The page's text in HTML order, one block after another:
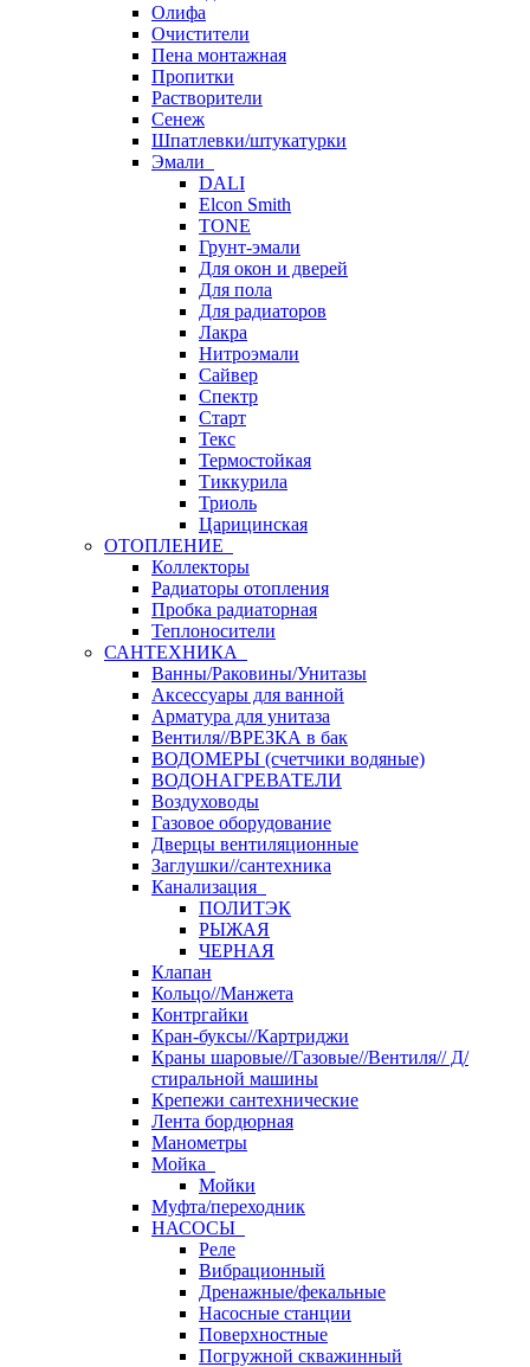
Олифа
Очистители
Пена монтажная
Пропитки
Растворители
Сенеж
Шпатлевки/штукатурки
Эмали
DALI
Elcon Smith
TONE
Грунт-эмали
Для окон и дверей
Для пола
Для радиаторов
Лакра
Нитроэмали
Сайвер
Спектр
Старт
Текс
Термостойкая
Тиккурила
Триоль
Царицинская
ОТОПЛЕНИЕ
Коллекторы
Радиаторы отопления
Пробка радиаторная
Теплоносители
САНТЕХНИКА
Ванны/Раковины/Унитазы
Аксессуары для ванной
Арматура для унитаза
Вентиля//ВРЕЗКА в бак
ВОДОМЕРЫ (счетчики водяные)
ВОДОНАГРЕВАТЕЛИ
Воздуховоды
Газовое оборудование
Дверцы вентиляционные
Заглушки//сантехника
Канализация
ПОЛИТЭК
РЫЖАЯ
ЧЕРНАЯ
Клапан
Кольцо//Манжета
Контргайки
Кран-буксы//Картриджи
Краны шаровые//Газовые//Вентиля// Д/
стиральной машины
Крепежи сантехнические
Лента бордюрная
Манометры
Мойка
Мойки
Муфта/переходник
НАСОСЫ
Реле
Вибрационный
Дренажные/фекальные
Насосные станции
Поверхностные
Погружной скважинный